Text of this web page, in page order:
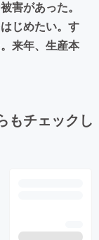
害があった。
じめたい。す
来年、生産本
もチェックし